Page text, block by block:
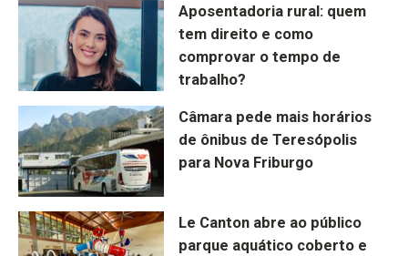
Aposentadoria rural: quem
tem direito e como
comprovar o tempo de
trabalho?
Câmara pede mais horários
de ônibus de Teresópolis
para Nova Friburgo
Le Canton abre ao público
parque aquático coberto e